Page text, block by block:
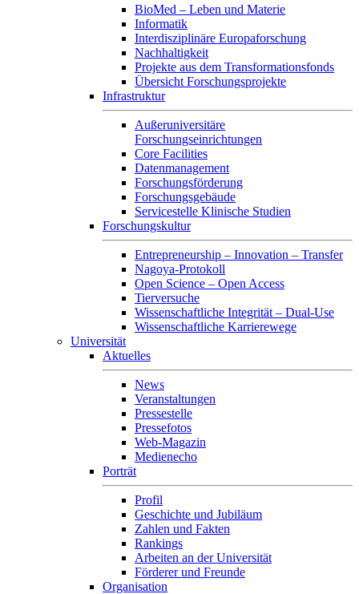
BioMed – Leben und Materie
Informatik
Interdisziplinäre Europaforschung
Nachhaltigkeit
Projekte aus dem Transformationsfonds
Übersicht Forschungsprojekte
Infrastruktur
Außeruniversitäre
Forschungseinrichtungen
Core Facilities
Datenmanagement
Forschungsförderung
Forschungsgebäude
Servicestelle Klinische Studien
Forschungskultur
Entrepreneurship – Innovation – Transfer
Nagoya-Protokoll
Open Science – Open Access
Tierversuche
Wissenschaftliche Integrität – Dual-Use
Wissenschaftliche Karrierewege
Universität
Aktuelles
News
Veranstaltungen
Pressestelle
Pressefotos
Web-Magazin
Medienecho
Porträt
Profil
Geschichte und Jubiläum
Zahlen und Fakten
Rankings
Arbeiten an der Universität
Förderer und Freunde
Organisation